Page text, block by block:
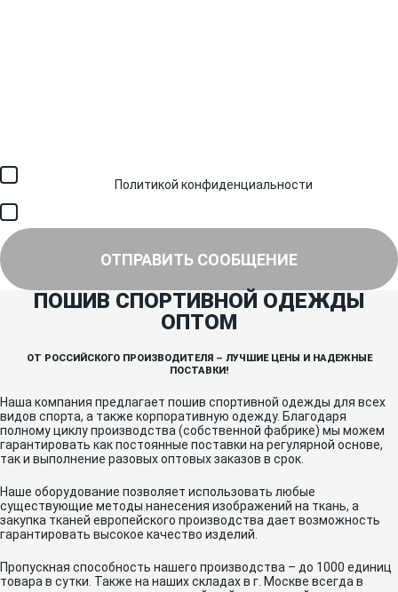
Политикой конфиденциальности
ОТПРАВИТЬ СООБЩЕНИЕ
ПОШИВ СПОРТИВНОЙ ОДЕЖДЫ
ОПТОМ
ОТ РОССИЙСКОГО ПРОИЗВОДИТЕЛЯ – ЛУЧШИЕ ЦЕНЫ И НАДЕЖНЫЕ
ПОСТАВКИ!
Наша компания предлагает пошив спортивной одежды для всех
видов спорта, а также корпоративную одежду. Благодаря
полному циклу производства (собственной фабрике) мы можем
гарантировать как постоянные поставки на регулярной основе,
так и выполнение разовых оптовых заказов в срок.
Наше оборудование позволяет использовать любые
существующие методы нанесения изображений на ткань, а
закупка тканей европейского производства дает возможность
гарантировать высокое качество изделий.
Пропускная способность нашего производства – до 1000 единиц
товара в сутки. Также на наших складах в г. Москве всегда в